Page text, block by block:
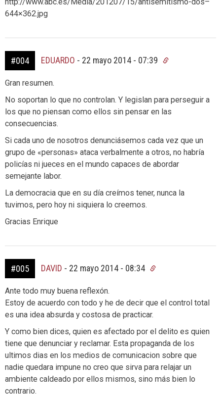
644×362.jpg
#004 EDUARDO - 22 mayo 2014 - 07:39
Gran resumen.
No soportan lo que no controlan. Y legislan para perseguir a
los que no piensan como ellos sin pensar en las
consecuencias.
Si cada uno de nosotros denunciásemos cada vez que un
grupo de «personas» ataca verbalmente a otros, no habría
policías ni jueces en el mundo capaces de abordar
semejante labor.
La democracia que en su día creímos tener, nunca la
tuvimos, pero hoy ni siquiera lo creemos.
Gracias Enrique
#005 DAVID - 22 mayo 2014 - 08:34
Ante todo muy buena reflexón.
Estoy de acuerdo con todo y he de decir que el control total
es una idea absurda y costosa de practicar.
Y como bien dices, quien es afectado por el delito es quien
tiene que denunciar y reclamar. Esta propaganda de los
ultimos dias en los medios de comunicacion sobre que
nadie quedara impune no creo que sirva para relajar un
ambiente caldeado por ellos mismos, sino más bien lo
contrario.